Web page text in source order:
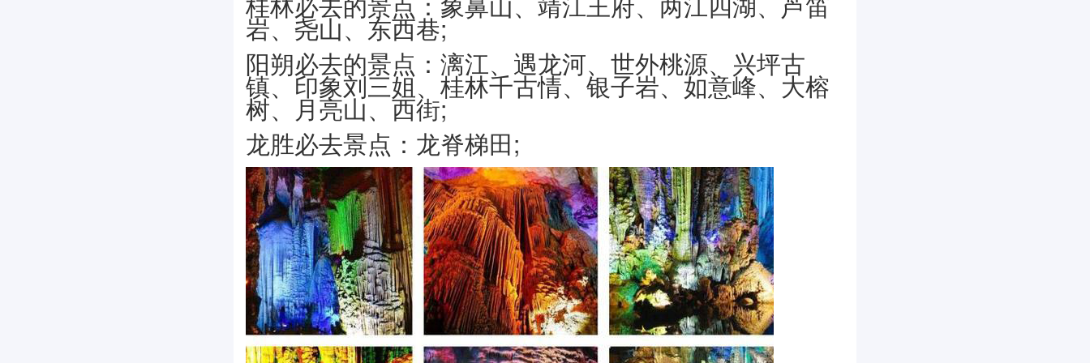
岩、尧山、东西巷;
阳朔必去的景点：漓江、遇龙河、世外桃源、兴坪古
镇、印象刘三姐、桂林千古情、银子岩、如意峰、大榕
树、月亮山、西街;
龙胜必去景点：龙脊梯田;